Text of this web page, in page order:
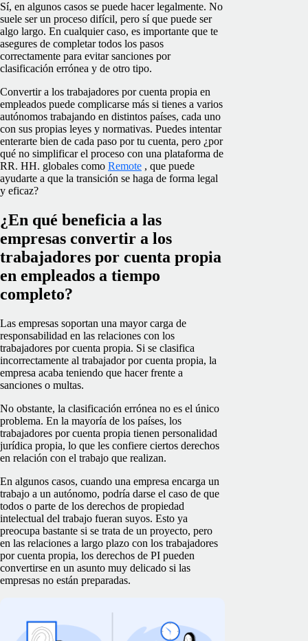
Sí, en algunos casos se puede hacer legalmente. No
suele ser un proceso difícil, pero sí que puede ser
algo largo. En cualquier caso, es importante que te
asegures de completar todos los pasos
correctamente para evitar sanciones por
clasificación errónea y de otro tipo.
Convertir a los trabajadores por cuenta propia en
empleados puede complicarse más si tienes a varios
autónomos trabajando en distintos países, cada uno
con sus propias leyes y normativas. Puedes intentar
enterarte bien de cada paso por tu cuenta, pero ¿por
qué no simplificar el proceso con una plataforma de
RR. HH. globales como Remote , que puede
ayudarte a que la transición se haga de forma legal
y eficaz?
¿En qué beneficia a las
empresas convertir a los
trabajadores por cuenta propia
en empleados a tiempo
completo?
Las empresas soportan una mayor carga de
responsabilidad en las relaciones con los
trabajadores por cuenta propia. Si se clasifica
incorrectamente al trabajador por cuenta propia, la
empresa acaba teniendo que hacer frente a
sanciones o multas.
No obstante, la clasificación errónea no es el único
problema. En la mayoría de los países, los
trabajadores por cuenta propia tienen personalidad
jurídica propia, lo que les confiere ciertos derechos
en relación con el trabajo que realizan.
En algunos casos, cuando una empresa encarga un
trabajo a un autónomo, podría darse el caso de que
todos o parte de los derechos de propiedad
intelectual del trabajo fueran suyos. Esto ya
preocupa bastante si se trata de un proyecto, pero
en las relaciones a largo plazo con los trabajadores
por cuenta propia, los derechos de PI pueden
convertirse en un asunto muy delicado si las
empresas no están preparadas.